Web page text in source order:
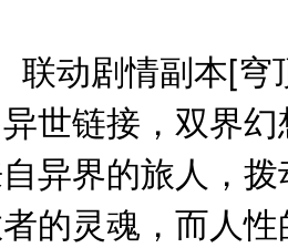
联动剧情副本[穹
异世链接，双界幻
异界的旅人，
的灵魂，而人